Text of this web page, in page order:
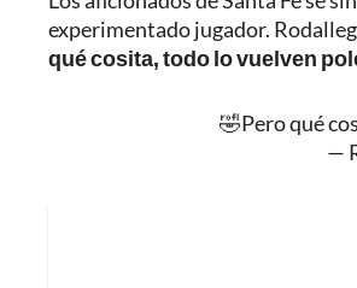
experimentado jugador.
qué cosita, todo lo vuelven
🤣Pero qué
—